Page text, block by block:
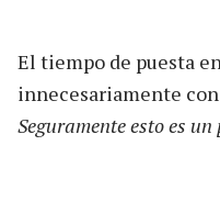
El tiempo de puesta
innecesariamente
Seguramente esto es